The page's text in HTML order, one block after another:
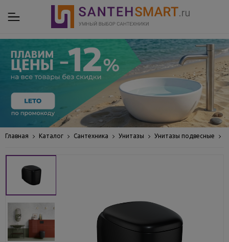
Главная Каталог Сантехника Унитазы Унитазы подвесные